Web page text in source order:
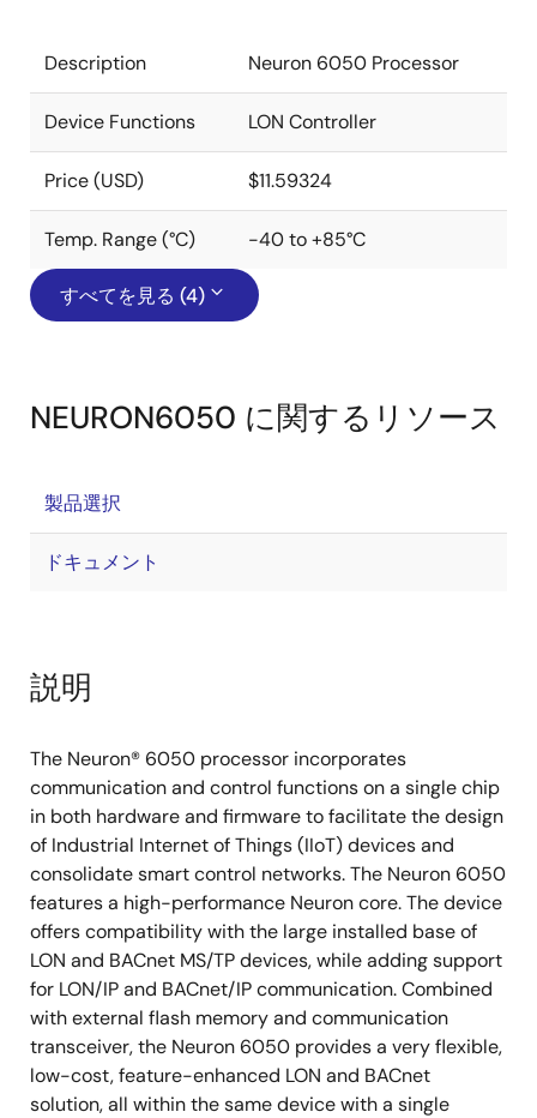
Description Neuron 6050 Processor
Device Functions LON Controller
Price (USD) $11.59324
Temp. Range (°C) -40 to +85°C
すべてを見る (4)
NEURON6050 に関するリソース
製品選択
ドキュメント
説明
The Neuron® 6050 processor incorporates
communication and control functions on a single chip
in both hardware and firmware to facilitate the design
of Industrial Internet of Things (IIoT) devices and
consolidate smart control networks. The Neuron 6050
features a high-performance Neuron core. The device
offers compatibility with the large installed base of
LON and BACnet MS/TP devices, while adding support
for LON/IP and BACnet/IP communication. Combined
with external flash memory and communication
transceiver, the Neuron 6050 provides a very flexible,
low-cost, feature-enhanced LON and BACnet
solution, all within the same device with a single